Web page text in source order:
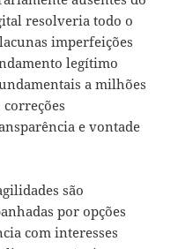
resolveria todo o
imperfeições
legítimo
a milhões
e vontade
são
por opções
com interesses